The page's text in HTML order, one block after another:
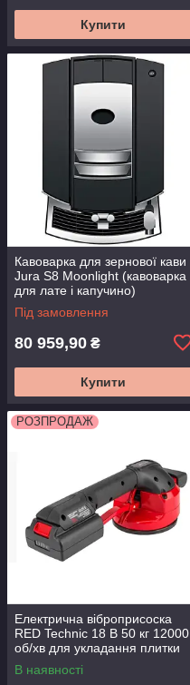
Купити
Кавоварка для зернової кави
Jura S8 Moonlight (кавоварка
для лате і капучино)
Під замовлення
80 959,90 ₴
Купити
РОЗПРОДАЖ
Електрична віброприсоска
RED Technic 18 В 50 кг 12000
об/хв для укладання плитки
В наявності